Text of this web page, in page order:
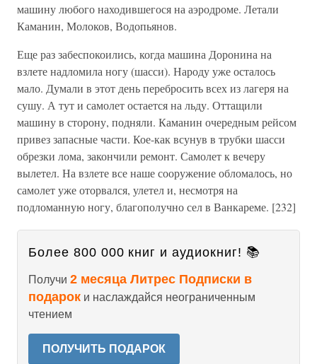
машину любого находившегося на аэродроме. Летали
Каманин, Молоков, Водопьянов.
Еще раз забеспокоились, когда машина Доронина на
взлете надломила ногу (шасси). Народу уже осталось
мало. Думали в этот день перебросить всех из лагеря на
сушу. А тут и самолет остается на льду. Оттащили
машину в сторону, подняли. Каманин очередным рейсом
привез запасные части. Кое-как всунув в трубки шасси
обрезки лома, закончили ремонт. Самолет к вечеру
вылетел. На взлете все наше сооружение обломалось, но
самолет уже оторвался, улетел и, несмотря на
подломанную ногу, благополучно сел в Ванкареме. [232]
Более 800 000 книг и аудиокниг! 📚
Получи 2 месяца Литрес Подписки в
подарок и наслаждайся неограниченным
чтением
ПОЛУЧИТЬ ПОДАРОК